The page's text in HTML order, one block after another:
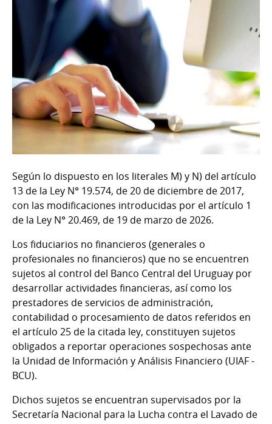
Según lo dispuesto en los literales M) y N) del artículo
13 de la Ley N° 19.574, de 20 de diciembre de 2017,
con las modificaciones introducidas por el artículo 1
de la Ley N° 20.469, de 19 de marzo de 2026.
Los fiduciarios no financieros (generales o
profesionales no financieros) que no se encuentren
sujetos al control del Banco Central del Uruguay por
desarrollar actividades financieras, así como los
prestadores de servicios de administración,
contabilidad o procesamiento de datos referidos en
el artículo 25 de la citada ley, constituyen sujetos
obligados a reportar operaciones sospechosas ante
la Unidad de Información y Análisis Financiero (UIAF -
BCU).
Dichos sujetos se encuentran supervisados por la
Secretaría Nacional para la Lucha contra el Lavado de